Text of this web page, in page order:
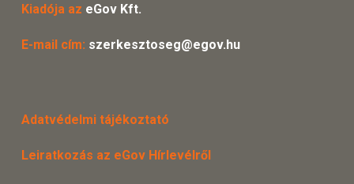
Kiadója az eGov Kft.
E-mail cím: szerkesztoseg@egov.hu
Adatvédelmi tájékoztató
Leiratkozás az eGov Hírlevélről